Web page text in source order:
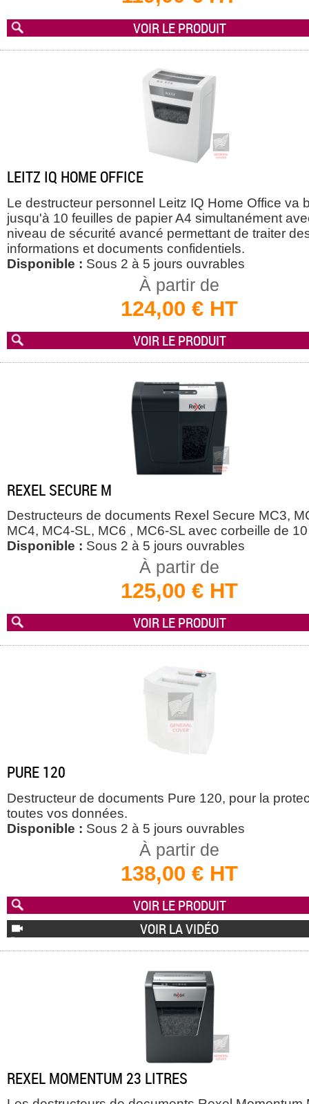
VOIR LE PRODUIT
LEITZ IQ HOME OFFICE
Le destructeur personnel Leitz IQ Home Office va
jusqu'à 10 feuilles de papier A4 simultanément
niveau de sécurité avancé permettant de traiter
informations et documents confidentiels.
Disponible : Sous 2 à 5 jours ouvrables
À partir de
124,00 € HT
VOIR LE PRODUIT
REXEL SECURE M
Destructeurs de documents Rexel Secure MC3,
MC4, MC4-SL, MC6 , MC6-SL avec corbeille de
Disponible : Sous 2 à 5 jours ouvrables
À partir de
125,00 € HT
VOIR LE PRODUIT
PURE 120
Destructeur de documents Pure 120, pour la
toutes vos données.
Disponible : Sous 2 à 5 jours ouvrables
À partir de
138,00 € HT
VOIR LE PRODUIT
VOIR LA VIDÉO
REXEL MOMENTUM 23 LITRES